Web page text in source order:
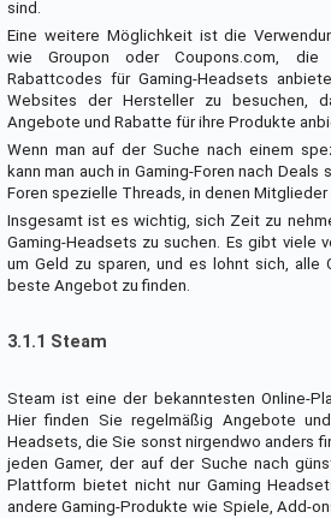
sind.
Eine weitere Möglichkeit ist die
wie Groupon oder Coupons.com, die
Rabattcodes für Gaming-Headsets
Websites der Hersteller zu besuchen,
Angebote und Rabatte für ihre Produkte
Wenn man auf der Suche nach einem
kann man auch in Gaming-Foren nach
Foren spezielle Threads, in denen
Insgesamt ist es wichtig, sich Zeit zu
Gaming-Headsets zu suchen. Es gibt viele
um Geld zu sparen, und es lohnt sich, alle
beste Angebot zu finden.
3.1.1 Steam
Steam ist eine der bekanntesten Online-
Hier finden Sie regelmäßig Angebote
Headsets, die Sie sonst nirgendwo anders
jeden Gamer, der auf der Suche nach
Plattform bietet nicht nur Gaming
andere Gaming-Produkte wie Spiele, Add-